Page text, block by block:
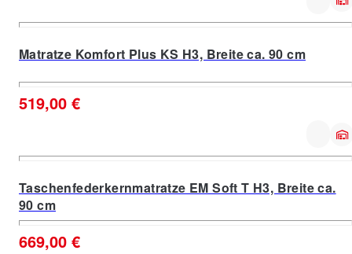
Matratze Komfort Plus KS H3, Breite ca. 90 cm
519,00 €
Taschenfederkernmatratze EM Soft T H3, Breite ca.
90 cm
669,00 €